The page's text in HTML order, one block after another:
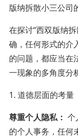
版纳拆散小三公司
在探讨“西双版纳
确，任何形式的介
的问题，都应当在
一现象的多角度分
1. 道德层面的考量
尊重个人隐私： 个
的个人事务，任何